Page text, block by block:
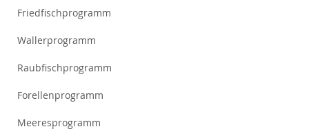
Friedfischprogramm
Wallerprogramm
Raubfischprogramm
Forellenprogramm
Meeresprogramm